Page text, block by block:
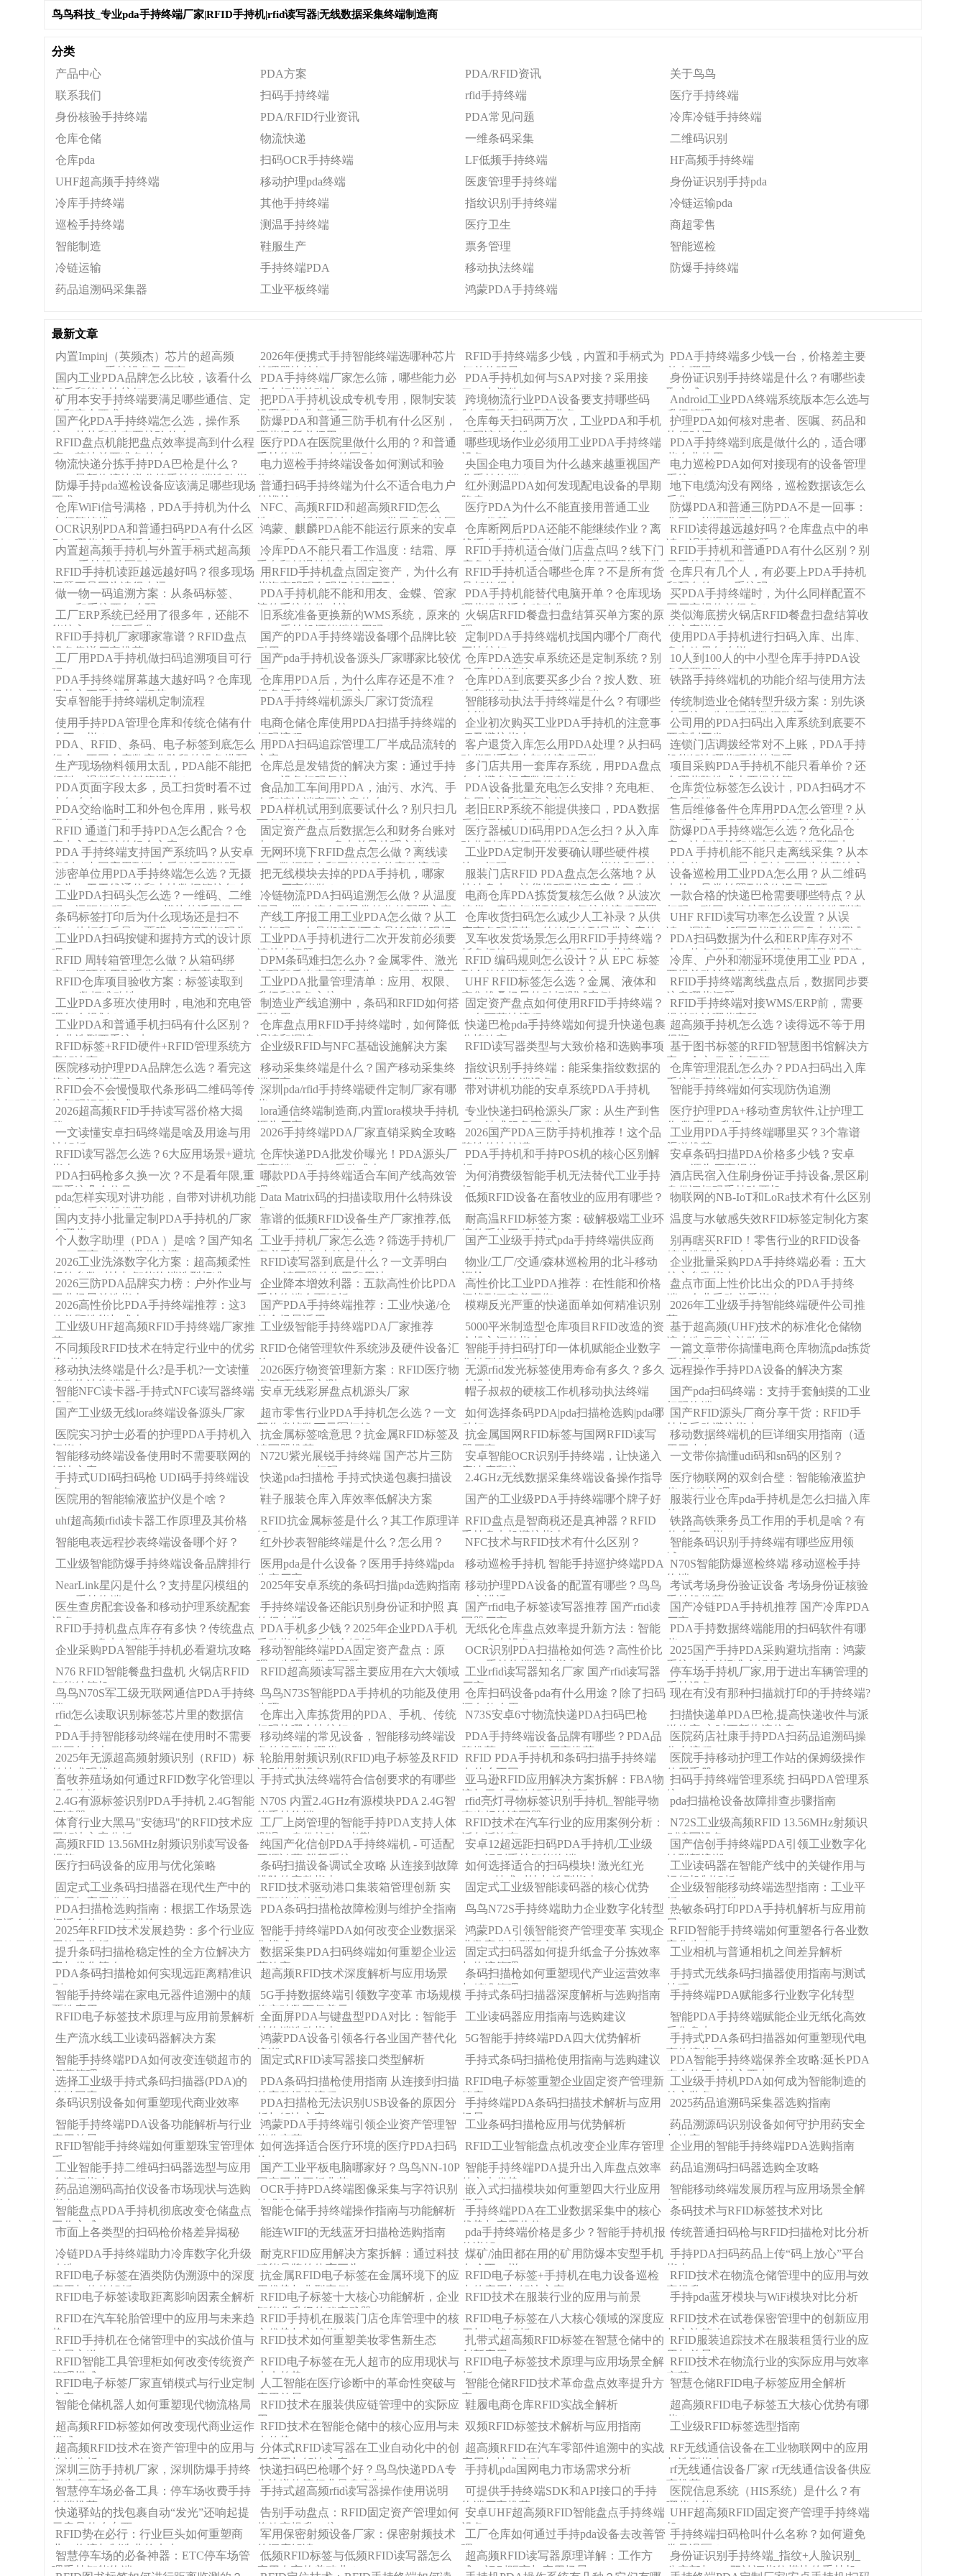
鸟鸟科技_专业pda手持终端厂家|RFID手持机|rfid读写器|无线数据采集终端制造商
分类
产品中心
PDA方案 PDA/RFID资讯
关于鸟鸟
联系我们
扫码手持终端 rfid手持终端
医疗手持终端
身份核验手持终端
PDA/RFID行业资讯 PDA常见问题
冷库冷链手持终端
仓库仓储
物流快递 一维条码采集
二维码识别
仓库pda
扫码OCR手持终端 LF低频手持终端
HF高频手持终端
UHF超高频手持终端
移动护理pda终端 医废管理手持终端
身份证识别手持pda
冷库手持终端
其他手持终端 指纹识别手持终端
冷链运输pda
巡检手持终端
测温手持终端 医疗卫生
商超零售
智能制造
鞋服生产 票务管理
智能巡检
冷链运输
手持终端PDA 移动执法终端
防爆手持终端
药品追溯码采集器
工业平板终端 鸿蒙PDA手持终端
最新文章
内置Impinj‌（英频杰）芯片的超高频
UHF RFID手持设备及厂商
2026年便携式手持智能终端选哪种芯片
处理器比较好？
RFID手持终端多少钱，内置和手柄式为
何差价明显？
PDA手持终端多少钱一台，价格差主要
差在哪里？
国内工业PDA品牌怎么比较，该看什么
资质和能力比较好？
PDA手持终端厂家怎么筛，哪些能力必
须在打样前确认？
PDA手持机如何与SAP对接？采用接
口、中间件？
身份证识别手持终端是什么？有哪些读
取方式？
矿用本安手持终端要满足哪些通信、定
位和安全要求？
把PDA手持机设成专机专用，限制安装
设置和非业务应用？
跨境物流行业PDA设备要支持哪些码
制、网络和多语言业务？
Android工业PDA终端系统版本怎么选与
升级管理
国产化PDA手持终端怎么选，操作系
统、芯片和生态要核验什么？
防爆PDA和普通三防手机有什么区别，
哪些场所必须用？
仓库每天扫码两万次，工业PDA和手机
扫码该怎么选？
护理PDA如何核对患者、医嘱、药品和
执行时间？
RFID盘点机能把盘点效率提高到什么程
度，落地前要准备什么？
医疗PDA在医院里做什么用的？和普通
手持终端PDA有的区别？
哪些现场作业必须用工业PDA手持终端
设备？
PDA手持终端到底是做什么的，适合哪
些企业使用？
物流快递分拣手持PDA巴枪是什么？
2026最新物流快递分拣手持终端选购指
南及优质机型推荐
电力巡检手持终端设备如何测试和验
收？
央国企电力项目为什么越来越重视国产
化手持终端？
电力巡检PDA如何对接现有的设备管理
系统？
防爆手持pda巡检设备应该满足哪些现场
要求？
普通扫码手持终端为什么不适合电力户
外巡检？
红外测温PDA如何发现配电设备的早期
隐患？
地下电缆沟没有网络，巡检数据该怎么
采集？
仓库WiFi信号满格，PDA手持机为什么
会频繁掉线？
NFC、高频RFID和超高频RFID怎么
选？NFC近场刷卡与RFID批量盘点的区
别
医疗PDA为什么不能直接用普通工业
PDA代替？
防爆PDA和普通三防PDA不是一回事：
化工、能源现场怎么区分
OCR识别PDA和普通扫码PDA有什么区
别？哪些文字不适合做成条码
鸿蒙、麒麟PDA能不能运行原来的安卓
WMS和ERP应用？
仓库断网后PDA还能不能继续作业？离
线缓存和数据补传怎么实现
RFID读得越远越好吗？仓库盘点中的串
读、误读和漏读问题
内置超高频手持机与外置手柄式超高频
RFID手持机的区别
冷库PDA不能只看工作温度：结霜、厚
手套和低温续航怎么测试
RFID手持机适合做门店盘点吗？线下门
店盘点该怎么利用rfid手持机部署快速批
量盘点方案
RFID手持机和普通PDA有什么区别？别
只看外观像不像
RFID手持机读距越远越好吗？很多现场
问题正是因为读得太远
用RFID手持机盘点固定资产，为什么有
些资产明明在现场却扫不到？
RFID手持机适合哪些仓库？不是所有货
品都值得上RFID
仓库只有几个人，有必要上PDA手持机
和配套的wms系统吗？
做一物一码追溯方案：从条码标签、
PDA和系统要怎么配？
PDA手持机能不能和用友、金蝶、管家
婆的系统软件对接？
PDA手持机能替代电脑开单？仓库现场
哪些操作适合移动化
买PDA手持终端时，为什么同样配置不
同厂家报价差很多？
工厂ERP系统已经用了很多年，还能不
能接入PDA扫码采集？
旧系统准备更换新的WMS系统，原来的
PDA手持机还能继续用吗？
火锅店RFID餐盘扫盘结算买单方案的原
理
类似海底捞火锅店RFID餐盘扫盘结算收
款方案详解
RFID手持机厂家哪家靠谱？RFID盘点
设备靠谱厂家推荐
国产的PDA手持终端设备哪个品牌比较
耐用？
定制PDA手持终端机找国内哪个厂商代
工比较好
使用PDA手持机进行扫码入库、出库、
盘点效果怎么样
工厂用PDA手持机做扫码追溯项目可行
吗？
国产pda手持机设备源头厂家哪家比较优
惠
仓库PDA选安卓系统还是定制系统？别
只看功能清单
10人到100人的中小型仓库手持PDA设
备配置思路
PDA手持终端屏幕越大越好吗？仓库现
场其实更看这几个细节
仓库用PDA后，为什么库存还是不准？
很多问题出在“扫码之外”
仓库PDA到底要买多少台？按人数、班
次和岗位算一笔更靠谱的账
铁路手持终端机的功能介绍与使用方法
安卓智能手持终端机定制流程
PDA手持终端机源头厂家订货流程
智能移动执法手持终端是什么？有哪些
功能？
传统制造业仓储转型升级方案：别先谈
大系统，先把现场数据跑通
使用手持PDA管理仓库和传统仓储有什
么不一样？
电商仓储仓库使用PDA扫描手持终端的
扫码流程
企业初次购买工业PDA手持机的注意事
项及避坑指南
公司用的PDA扫码出入库系统到底要不
要定制开发？
PDA、RFID、条码、电子标签到底怎么
组合？不同仓库数字化阶段的设备搭配
思路
用PDA扫码追踪管理工厂半成品流转的
方案
客户退货入库怎么用PDA处理？从扫码
验货到重新上架的流程思路
连锁门店调拨经常对不上账，PDA手持
机能解决哪些环节的问题？
生产现场物料领用太乱，PDA能不能把
领料、退料和补料管清楚？
仓库总是发错货的解决方案：通过手持
PDA设备扫码复核
多门店共用一套库存系统，用PDA盘点
怎么避免门店数据串掉？
项目采购PDA手持机不能只看单价？还
有哪些隐性成本要提前算
PDA页面字段太多，员工扫货时看不过
来怎么办？
食品加工车间用PDA，油污、水汽、手
套和清洁消毒要注意什么？
PDA设备批量充电怎么安排？充电柜、
备用电池和夜班交接
仓库货位标签怎么设计，PDA扫码才不
容易扫错？
PDA交给临时工和外包仓库用，账号权
限怎么管才不乱？
PDA样机试用到底要试什么？别只扫几
下条码就决定采购
老旧ERP系统不能提供接口，PDA数据
采集还能怎么落地？
售后维修备件仓库用PDA怎么管理？从
备件入库、领用到返修追踪的流程设计
RFID 通道门和手持PDA怎么配合？仓
库出入库复核的组合方案
固定资产盘点后数据怎么和财务台账对
上？RFID PDA盘点差异处理方法
医疗器械UDI码用PDA怎么扫？从入库
验收到科室领用的追溯流程
防爆PDA手持终端怎么选？危化品仓
库、油气巡检和粉尘车间的选型要点
PDA 手持终端支持国产系统吗？从安卓
定制、内网应用到政企采购适配说明
无网环境下RFID盘点怎么做？离线读
写、数据暂存和回传校验的完整流程
工业PDA定制开发要确认哪些硬件模
块？扫码、RFID、PSAM、指纹和系统
权限怎么选
PDA 手持机能不能只走离线采集？从本
地存储、USB 导出到内网同步的落地方
案
涉密单位用PDA手持终端怎么选？无摄
像头、无无线通信和本地数据管控怎么
做
把无线模块去掉的PDA手持机，哪家
PDA厂商能做？
服装门店RFID PDA盘点怎么落地？从
快速盘点、补货提醒到门店库存同步
设备巡检用工业PDA怎么用？从二维码
点检、异常拍照到维修记录闭环
工业PDA扫码头怎么选？一维码、二维
码、远距扫描和 DPM 模块的适用场景
冷链物流PDA扫码追溯怎么做？从温度
记录、批次流向到异常签收的配置方案
电商仓库PDA拣货复核怎么做？从波次
拣货、库位扫描到打包复核的流程配置
一款合格的快递巴枪需要哪些特点？从
扫码、联网、续航到派件签收的选型清
单
条码标签打印后为什么现场还是扫不
稳？从打印质量、覆膜、污损到扫码头
参数的测试案例
产线工序报工用工业PDA怎么做？从工
单扫码、人员绑定到不良品追踪的现场
流程
仓库收货扫码怎么减少人工补录？从供
应商条码规范、外箱标签到异常入库的
流程改造
UHF RFID读写功率怎么设置？从误
读、漏读、邻区干扰到分区盘点的调试
方法
工业PDA扫码按键和握持方式的设计原
理
工业PDA手持机进行二次开发前必须要
清楚的问题
叉车收发货场景怎么用RFID手持终端？
托盘标签、月台复核和司机作业流程
PDA扫码数据为什么和ERP库存对不
上？从条码规则、单据状态到异常回滚
的排查清单
RFID 周转箱管理怎么做？从箱码绑
定、循环使用到丢失追踪的完整流程
DPM条码难扫怎么办？金属零件、激光
刻码和反光表面的工业PDA 扫码测试案
例
RFID 编码规则怎么设计？从 EPC 标签
到仓储追溯数据的完整方法
冷库、户外和潮湿环境使用工业 PDA，
要提前确认哪些细节？
RFID仓库项目验收方案：标签读取到
WMS数据准确性
工业PDA批量管理清单：应用、权限、
升级和设备交接
UHF RFID标签怎么选？金属、液体和
密集堆叠场景的贴标测试案例
RFID手持终端离线盘点后，数据同步要
注意哪些问题？
工业PDA多班次使用时，电池和充电管
理怎么规划？
制造业产线追溯中，条码和RFID如何搭
配使用？
固定资产盘点如何使用RFID手持终端？
一套可落地流程
RFID手持终端对接WMS/ERP前，需要
提前确认哪些字段？
工业PDA和普通手机扫码有什么区别？
企业选型要看这6点
仓库盘点用RFID手持终端时，如何降低
误读和漏读？
快递巴枪pda手持终端如何提升快递包裹
分拣效率
超高频手持机怎么选？读得远不等于用
得顺
RFID标签+RFID硬件+RFID管理系统方
案解决商
企业级RFID与NFC基础设施解决方案 RFID读写器类型与大致价格和选购事项 基于图书标签的RFID智慧图书馆解决方
案（含立项成本预算）
医院移动护理PDA品牌怎么选？看完这
篇文章你就懂了！
移动采集终端是什么？国产移动采集终
端厂家
指纹识别手持终端：能采集指纹数据的
无线智能终端设备
仓库管理混乱怎么办？PDA扫码出入库
系统彻底搞定仓储乱象
RFID会不会慢慢取代条形码二维码等传
统扫码识别方式?
深圳pda/rfid手持终端硬件定制厂家有哪
些？
带对讲机功能的安卓系统PDA手持机
智能手持终端如何实现防伪追溯
2026超高频RFID手持读写器价格大揭
秘！
lora通信终端制造商,内置lora模块手持机
源头厂家
专业快递扫码枪源头厂家：从生产到售
后一站式服务更省心！
医疗护理PDA+移动查房软件,让护理工
作‘数字化’升级
一文读懂安卓扫码终端是啥及用途与用
法解析
2026手持终端PDA厂家直销采购全攻略
2026国产PDA三防手持机推荐！这个品
牌性价比拉满！
工业用PDA手持终端哪里买？3个靠谱
渠道推荐！
RFID读写器怎么选？6大应用场景+避坑
指南
仓库快递PDA批发价曝光！PDA源头厂
家直销，省30%采购成本！
PDA手持机和手持POS机的核心区别解
析
安卓条码扫描PDA价格多少钱？安卓
PDA源头厂家报价
PDA扫码枪多久换一次？不是看年限,重
要看这几个信号
哪款PDA手持终端适合车间产线高效管
理？
为何消费级智能手机无法替代工业手持
机？
酒店民宿入住刷身份证手持设备,景区刷
身份证扫码手持验票机
pda怎样实现对讲功能，自带对讲机功能
的PDA手持机推荐
Data Matrix码的扫描读取用什么特殊设
备？
低频RFID设备在畜牧业的应用有哪些？
物联网的NB-IoT和LoRa​技术有什么区别
国内支持小批量定制PDA手持机的厂家
有哪些？
靠谱的低频RFID设备生产厂家推荐,低
频RFID源头厂家分享
耐高温RFID标签方案：破解极端工业环
境的系统工程挑战
温度与水敏感失效RFID标签定制化方案
个人数字助理（PDA ）是啥？国产知名
PDA厂商一分钟带你搞懂！
工业手持机厂家怎么选？筛选手持机厂
家必看的「3大核心能力」
国产工业级手持式pda手持终端供应商
别再瞎买RFID！零售行业的RFID设备
精准选型全攻略
2026工业洗涤数字化方案：超高频柔性
标签参数对比与智能终端选型标准
RFID读写器到底是什么？一文弄明白
RFID读写器的作用和用法
物业/工厂/交通/森林巡检用的北斗移动
巡检PDA
企业批量采购PDA手持终端必看：五大
核心参数指南
2026三防PDA品牌实力榜：户外作业与
工业场景首选指南
企业降本增效利器：五款高性价比PDA
手持终端全面解析
高性价比工业PDA推荐：在性能和价格
间找到了完美平衡
盘点市面上性价比出众的PDA手持终
端，企业采购必看指南
2026高性价比PDA手持终端推荐：这3
款兼顾性能与成本
国产PDA手持终端推荐：工业/快递/仓
储全场景适用
模糊反光严重的快递面单如何精准识别
2026年工业级手持智能终端硬件公司推
荐
工业级UHF超高频RFID手持终端厂家推
荐
工业级智能手持终端PDA厂家推荐
5000平米制造型仓库项目RFID改造的资
金投入评估指南
基于超高频(UHF)技术的标准化仓储物
流改造项目实施路径
不同频段RFID技术在特定行业中的优劣
势对比
RFID仓储管理软件系统涉及硬件设备汇
总
智能手持扫码打印一体机赋能企业数字
化转型分析研究
一篇文章带你搞懂电商仓库物流pda拣货
系统是什么？
移动执法终端是什么?是手机?一文读懂
移动执法终端设备！
2026医疗物资管理新方案：RFID医疗物
资闭环管理实测
无源rfid发光标签使用寿命有多久？多久
会没电？
远程操作手持PDA设备的解决方案
智能NFC读卡器-手持式NFC读写器终端
设备
安卓无线彩屏盘点机源头厂家 帽子叔叔的硬核工作机移动执法终端
国产pda扫码终端：支持手套触摸的工业
扫码终端
国产工业级无线lora终端设备源头厂家
超市零售行业PDA手持机怎么选？一文
帮你省掉数万元冤枉钱
如何选择条码PDA|pda扫描枪选购|pda哪
种好
国产RFID源头厂商分享干货：RFID手
持机采购避坑指南
医院实习护士必看的护理PDA手持机入
门指南
抗金属标签啥意思？抗金属RFID标签及
读写器推荐
抗金属国网RFID标签与国网RFID读写
器厂家
移动数据终端机的巨详细实用指南（适
用于小白）
智能移动终端设备使用时不需要联网的
解决方案
N72U紫光展锐手持终端 国产芯片三防
PDA (NFC+扫码+RFID)
安卓智能OCR识别手持终端，让快递入
库速度翻倍
一文带你搞懂udi码和sn码的区别？
手持式UDI码扫码枪 UDI码手持终端设
备
快递pda扫描枪 手持式快递包裹扫描设
备
2.4GHz无线数据采集终端设备操作指导
医疗物联网的双剑合璧：智能输液监护
仪+移动护理pda
医院用的智能输液监护仪是个啥？ 鞋子服装仓库入库效率低解决方案 国产的工业级PDA手持终端哪个牌子好
服装行业仓库pda手持机是怎么扫描入库
的？
uhf超高频rfid读卡器工作原理及其价格
RFID抗金属标签是什么？其工作原理详
解
RFID盘点是智商税还是真神器？RFID
手持盘点机避坑指南
铁路高铁乘务员工作用的手机是啥？有
什么不一样？
智能电表远程抄表终端设备哪个好？ 红外抄表智能终端是什么？怎么用？ NFC技术与RFID技术有什么区别？
智能条码识别手持终端有哪些应用领
域？
工业级智能防爆手持终端设备品牌排行
医用pda是什么设备？医用手持终端pda
生产厂家
移动巡检手持机 智能手持巡护终端PDA N70S智能防爆巡检终端 移动巡检手持
终端PDA
NearLink星闪是什么？支持星闪模组的
PDA手持终端
2025年安卓系统的条码扫描pda选购指南 移动护理PDA设备的配置有哪些？鸟鸟
一文讲透！
考试考场身份验证设备 考场身份证核验
手持机推荐
医生查房配套设备和移动护理系统配套
设备
手持终端设备还能识别身份证和护照 真
的很奈斯！
国产rfid电子标签读写器推荐 国产rfid读
写器厂家
国产冷链PDA手持机推荐 国产冷库PDA
厂家
RFID手持机盘点库存有多快？传统盘点
VS RFID盘点效率对比
PDA手机多少钱？2025年企业PDA手机
采购指南及价格全解析
无纸化仓库盘点效率提升新方法：智能
PDA盘点设备
PDA手持数据终端能用的扫码软件有哪
些?
企业采购PDA智能手持机必看避坑攻略
移动智能终端PDA固定资产盘点：原
理、步骤与常见问题
OCR识别PDA扫描枪如何选？高性价比
OCR手持终端避坑指南
2025国产手持PDA采购避坑指南：鸿蒙
系统vs信创标准全解析
N76 RFID智能餐盘扫盘机 火锅店RFID
智能结算机
RFID超高频读写器主要应用在六大领域 工业rfid读写器知名厂家 国产rfid读写器
厂家
停车场手持机厂家,用于进出车辆管理的
手持设备
鸟鸟N70S军工级无联网通信PDA手持终
端
鸟鸟N73S智能PDA手持机的功能及使用
步骤
仓库扫码设备pda有什么用途？除了扫码
还有什么用？
现在有没有那种扫描就打印的手持终端?
rfid怎么读取识别标签芯片里的数据信
息？
仓库出入库拣货用的PDA、手机、传统
扫码枪哪个比较好？
N73S安卓6寸物流快递PDA扫码巴枪
扫描快递单PDA巴枪,提高快递收件与派
送效率,实时更新物流信息
PDA手持智能移动终端在使用时不需要
联网怎么办？
移动终端的常见设备，智能移动终端设
备的机型有哪些？
PDA手持终端设备品牌有哪些？PDA品
牌推荐_PDA源头厂家推荐
医院药店社康手持PDA扫药品追溯码操
作全流程
2025年无源超高频射频识别（RFID）标
签技术现状
轮胎用射频识别(RFID)电子标签及RFID
识别终端设备
RFID PDA手持机和条码扫描手持终端
有什么不同
医院手持移动护理工作站的保姆级操作
使用手册
畜牧养殖场如何通过RFID数字化管理以
提升效益
手持式执法终端符合信创要求的有哪些
亚马逊RFID应用解决方案拆解：FBA物
流与无人店的颠覆性创新
扫码手持终端管理系统 扫码PDA管理系
统
2.4G有源标签识别PDA手持机 2.4G智能
阅读器
N70S 内置2.4GHz有源模块PDA 2.4G智
能手持终端
rfid亮灯寻物标签识别手持机_智能寻物
声光标签读写器
pda扫描枪设备故障排查步骤指南
体育行业大黑马"安德玛"的RFID技术应
用解决方案分析
工厂上岗管理的智能手持PDA支持人体
测温、身份核验、考勤
RFID技术在汽车行业的应用案例分析：
沃尔沃汽车
N72S工业级高频RFID 13.56MHz射频识
别读写设备
高频RFID 13.56MHz射频识别读写设备
规范
纯国产化信创PDA手持终端机 - 可适配
开源鸿蒙/麒麟系统
安卓12超远距扫码PDA手持机/工业级
NFC识别手持智能终端
国产信创手持终端PDA引领工业数字化
转型新浪潮
医疗扫码设备的应用与优化策略
条码扫描设备调试全攻略 从连接到故障
排除的完整指南
如何选择适合的扫码模块! 激光红光
CMOS技术对比与选型指南
工业读码器在智能产线中的关键作用与
运行机制解析
固定式工业条码扫描器在现代生产中的
作用与应用价值
RFID技术驱动港口集装箱管理创新 实
现智能化物流
固定式工业级智能读码器的核心优势
企业级智能移动终端选型指南：工业平
板/PDA如何选？
PDA扫描枪选购指南：根据工作场景选
择适合的PDA扫描枪
PDA条码扫描枪故障检测与维护全指南 鸟鸟N72S手持终端助力企业数字化转型 热敏条码打印PDA手持机解析与应用前
景
2025年RFID技术发展趋势：多个行业应
用效果分析
智能手持终端PDA如何改变企业数据采
集模式
鸿蒙PDA引领智能资产管理变革 实现企
业数字化转型新突破
RFID智能手持终端如何重塑各行各业数
字化生态
提升条码扫描枪稳定性的全方位解决方
案与优化策略
数据采集PDA扫码终端如何重塑企业运
营效率
固定式扫码器如何提升纸盒子分拣效率
与物流管理
工业相机与普通相机之间差异解析
PDA条码扫描枪如何实现远距离精准识
别！
超高频RFID技术深度解析与应用场景
条码扫描枪如何重塑现代产业运营效率
与精准管理
手持式无线条码扫描器使用指南与测试
技巧
智能手持终端在家电元器件追溯中的颠
覆性应用
5G手持数据终端引领数字变革 市场规模
将突破数百亿美元
手持式条码扫描器深度解析与选购指南
手持终端PDA赋能多行业数字化转型
RFID电子标签技术原理与应用前景解析 全面屏PDA与键盘型PDA对比：智能手
持终端选购指南
工业读码器应用指南与选购建议
智能PDA手持终端赋能企业无纸化高效
采集盘点
生产流水线工业读码器解决方案
鸿蒙PDA设备引领各行各业国产替代化
浪潮
5G智能手持终端PDA四大优势解析
手持式PDA条码扫描器如何重塑现代电
商物流格局
智能手持终端PDA如何改变连锁超市的
运营管理
固定式RFID读写器接口类型解析 手持式条码扫描枪使用指南与选购建议
PDA智能手持终端保养全攻略:延长PDA
寿命的四大核心要点
选择工业级手持式条码扫描器(PDA)的
关键因素
PDA条码扫描枪使用指南 从连接到扫描
的完整操作流程
RFID电子标签重塑企业固定资产管理新
篇章
工业级手持机PDA如何成为智能制造的
核心装备
条码识别设备如何重塑现代商业效率
PDA扫描枪无法识别USB设备的原因分
析与解决方案
手持终端PDA条码扫描技术解析与应用
场景
2025药品追溯码采集器选购指南
智能手持终端PDA设备功能解析与行业
应用前景
鸿蒙PDA手持终端引领企业资产管理智
能化变革
工业条码扫描枪应用与优势解析
药品溯源码识别设备如何守护用药安全
与效率
RFID智能手持终端如何重塑珠宝管理体
系
如何选择适合医疗环境的医疗PDA扫码
枪
RFID工业智能盘点机改变企业库存管理 企业用的智能手持终端PDA选购指南
工业智能手持二维码扫码器选型与应用
全流程指南
国产工业平板电脑哪家好？鸟鸟NN-10P
国产工业平板典范
智能手持终端PDA提升出入库盘点效率
的六大优势
药品追溯码扫码器选购全攻略
药品追溯码高拍仪设备市场现状与选购
指南
OCR手持PDA终端图像采集与字符识别
技术解析
嵌入式扫描模块如何重塑四大行业应用
场景
智能移动终端发展历程与应用场景全解
析
智能盘点PDA手持机彻底改变仓储盘点
工作方式
智能仓储手持终端操作指南与功能解析
手持终端PDA在工业数据采集中的核心
优势与应用价值
条码技术与RFID标签技术对比
市面上各类型的扫码枪价格差异揭秘
能连WIFI的无线蓝牙扫描枪选购指南
pda手持终端价格是多少？智能手持机报
价详解
传统普通扫码枪与RFID扫描枪对比分析
冷链PDA手持终端助力冷库数字化升级
改造
耐克RFID应用解决方案拆解：通过科技
赋能品牌的体育巨头
煤矿/油田都在用的矿用防爆本安型手机
有啥不一样！
手持PDA扫码药品上传“码上放心”平台
指南
RFID电子标签在酒类防伪溯源中的深度
应用与价值解析
抗金属RFID电子标签在金属环境下的应
用优势与典型案例
RFID电子标签+手持机在电力设备巡检
中的应用与解决方案
RFID技术在物流仓储管理中的应用与效
率提升
RFID电子标签读取距离影响因素全解析 RFID电子标签十大核心功能解析，企业
智能化升级的秘密武器
RFID技术在服装行业的应用与前景
手持pda蓝牙模块与WiFi模块对比分析
RFID在汽车轮胎管理中的应用与未来趋
势
RFID手持机在服装门店仓库管理中的核
心优势与实战指南
RFID电子标签在八大核心领域的深度应
用与实战解析
RFID技术在试卷保密管理中的创新应用
与实施策略
RFID手持机在仓储管理中的实战价值与
破局之道
RFID技术如何重塑美妆零售新生态
扎带式超高频RFID标签在智慧仓储中的
创新应用
RFID服装追踪技术在服装租赁行业的应
用与前景
RFID智能工具管理柜如何改变传统资产
管理模式
RFID电子标签在无人超市的应用现状与
未来趋势
RFID电子标签技术原理与应用场景全解
析
RFID技术在物流行业的实际应用与效率
变革
RFID电子标签厂家直销模式与行业定制
方案
人工智能在医疗诊断中的革命性突破与
应用前景
智能仓储RFID技术革命盘点效率提升方
案
智慧仓储RFID电子标签应用全解析
智能仓储机器人如何重塑现代物流格局
RFID技术在服装供应链管理中的实际应
用
鞋履电商仓库RFID实战全解析
超高频RFID电子标签五大核心优势有哪
些？
超高频RFID标签如何改变现代商业运作
模式
RFID技术在智能仓储中的核心应用与未
来趋势
双频RFID标签技术解析与应用指南
工业级RFID标签选型指南
超高频RFID技术在资产管理中的应用与
效益分析
分体式RFID读写器在工业自动化中的创
新应用与解决方案
超高频RFID在汽车零部件追溯中的实战
应用与技术突破
RF无线通信设备在工业物联网中的应用
与选型指南
深圳三防手持机厂家，深圳防爆手持终
端生产厂家
快递扫码巴枪哪个好？鸟鸟快递PDA专
为快递物流行业量身定制
手持机pda国网电力市场需求分析
rf无线通信设备厂家 rf无线通信设备供应
商推荐
智慧停车场必备工具：停车场收费手持
终端推荐
手持式超高频rfid读写器操作使用说明
可提供手持终端SDK和API接口的手持
终端厂家推荐
医院信息系统（HIS系统）是什么？有
哪些功能？
快递驿站的找包裹自动“发光”还响起提
示音是什么东西
告别手动盘点：RFID固定资产管理如何
将效率提升10倍？
安卓UHF超高频RFID智能盘点手持终端
设备
UHF超高频RFID固定资产管理手持终端
机
RFID势在必行：行业巨头如何重塑商
业、物流与制造业的未来
军用保密射频设备厂家：保密射频技术
的深度解读
工厂仓库如何通过手持pda设备去改善管
理
手持终端扫码枪叫什么名称？如何避免
常见误区？
智慧停车场的必备神器：ETC停车场管
理手持智能终端
低频RFID标签与低频RFID读写器怎么
应用在畜牧养殖业？
超高频RFID读写器原理详解：工作方
式、识别距离与应用场景
身份证识别手持终端_指纹+人脸识别_
公安部与FBI双认证指纹模块的手持机